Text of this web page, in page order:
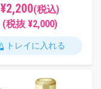
¥2,200(税込)
(税抜 ¥2,000)
トレイに入れる